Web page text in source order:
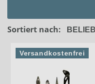
Sortiert nach:
Versandkostenfrei